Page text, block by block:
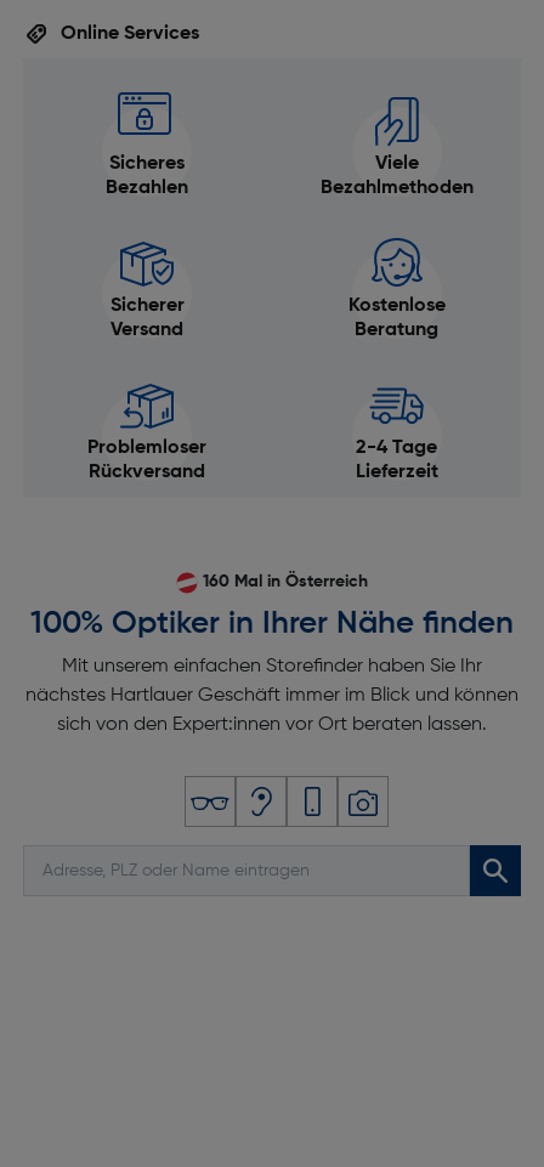
Online Services
Sicheres
Bezahlen
Viele
Bezahlmethoden
Sicherer
Versand
Kostenlose
Beratung
Problemloser
Rückversand
2-4 Tage
Lieferzeit
160 Mal in Österreich
100% Optiker in Ihrer Nähe finden
Mit unserem einfachen Storefinder haben Sie Ihr
nächstes Hartlauer Geschäft immer im Blick und können
sich von den Expert:innen vor Ort beraten lassen.